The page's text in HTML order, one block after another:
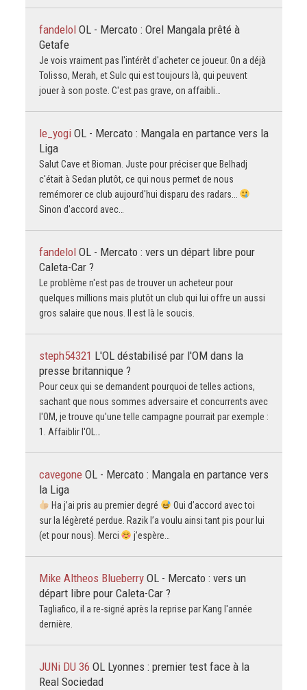
fandelol OL - Mercato : Orel Mangala prêté à
Getafe
Je vois vraiment pas l'intérêt d'acheter ce joueur. On a déjà
Tolisso, Merah, et Sulc qui est toujours là, qui peuvent
jouer à son poste. C'est pas grave, on affaibli…
le_yogi OL - Mercato : Mangala en partance vers la
Liga
Salut Cave et Bioman. Juste pour préciser que Belhadj
c'était à Sedan plutôt, ce qui nous permet de nous
remémorer ce club aujourd'hui disparu des radars...
Sinon d'accord avec…
fandelol OL - Mercato : vers un départ libre pour
Caleta-Car ?
Le problème n'est pas de trouver un acheteur pour
quelques millions mais plutôt un club qui lui offre un aussi
gros salaire que nous. Il est là le soucis.
steph54321 L'OL déstabilisé par l'OM dans la
presse britannique ?
Pour ceux qui se demandent pourquoi de telles actions,
sachant que nous sommes adversaire et concurrents avec
l'OM, je trouve qu'une telle campagne pourrait par exemple :
1. Affaiblir l'OL…
cavegone OL - Mercato : Mangala en partance vers
la Liga
Ha j’ai pris au premier degré
Oui d’accord avec toi
sur la légèreté perdue. Razik l’a voulu ainsi tant pis pour lui
(et pour nous). Merci
j’espère…
Mike Altheos Blueberry OL - Mercato : vers un
départ libre pour Caleta-Car ?
Tagliafico, il a re-signé après la reprise par Kang l'année
dernière.
JUNi DU 36 OL Lyonnes : premier test face à la
Real Sociedad